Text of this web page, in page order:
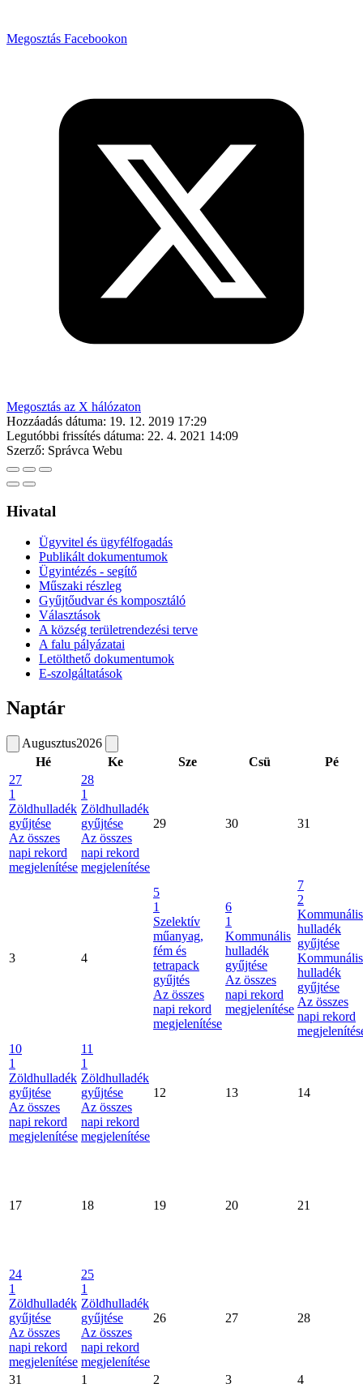
Megosztás Facebookon
Megosztás az X hálózaton
Hozzáadás dátuma: 19. 12. 2019 17:29
Legutóbbi frissítés dátuma: 22. 4. 2021 14:09
Szerző: Správca Webu
Hivatal
Ügyvitel és ügyfélfogadás
Publikált dokumentumok
Ügyintézés - segítő
Műszaki részleg
Gyűjtőudvar és komposztáló
Választások
A község területrendezési terve
A falu pályázatai
Letölthető dokumentumok
E-szolgáltatások
Naptár
Augusztus2026
Hé
Ke Sze Csü
Pé
27
1
Zöldhulladék
gyűjtése
Az összes
napi rekord
megjelenítése
28
1
Zöldhulladék
gyűjtése
Az összes
napi rekord
megjelenítése
29 30 31
3 4
5
1
Szelektív
műanyag,
fém és
tetrapack
gyűjtés
Az összes
napi rekord
megjelenítése
6
1
Kommunális
hulladék
gyűjtése
Az összes
napi rekord
megjelenítése
7
2
Kommunális
hulladék
gyűjtése
Kommunális
hulladék
gyűjtése
Az összes
napi rekord
10
1
Zöldhulladék
gyűjtése
Az összes
napi rekord
megjelenítése
11
1
Zöldhulladék
gyűjtése
Az összes
napi rekord
megjelenítése
12 13 14
17 18 19 20 21
24
1
Zöldhulladék
gyűjtése
Az összes
napi rekord
megjelenítése
25
1
Zöldhulladék
gyűjtése
Az összes
napi rekord
megjelenítése
26 27 28
31 1 2 3 4